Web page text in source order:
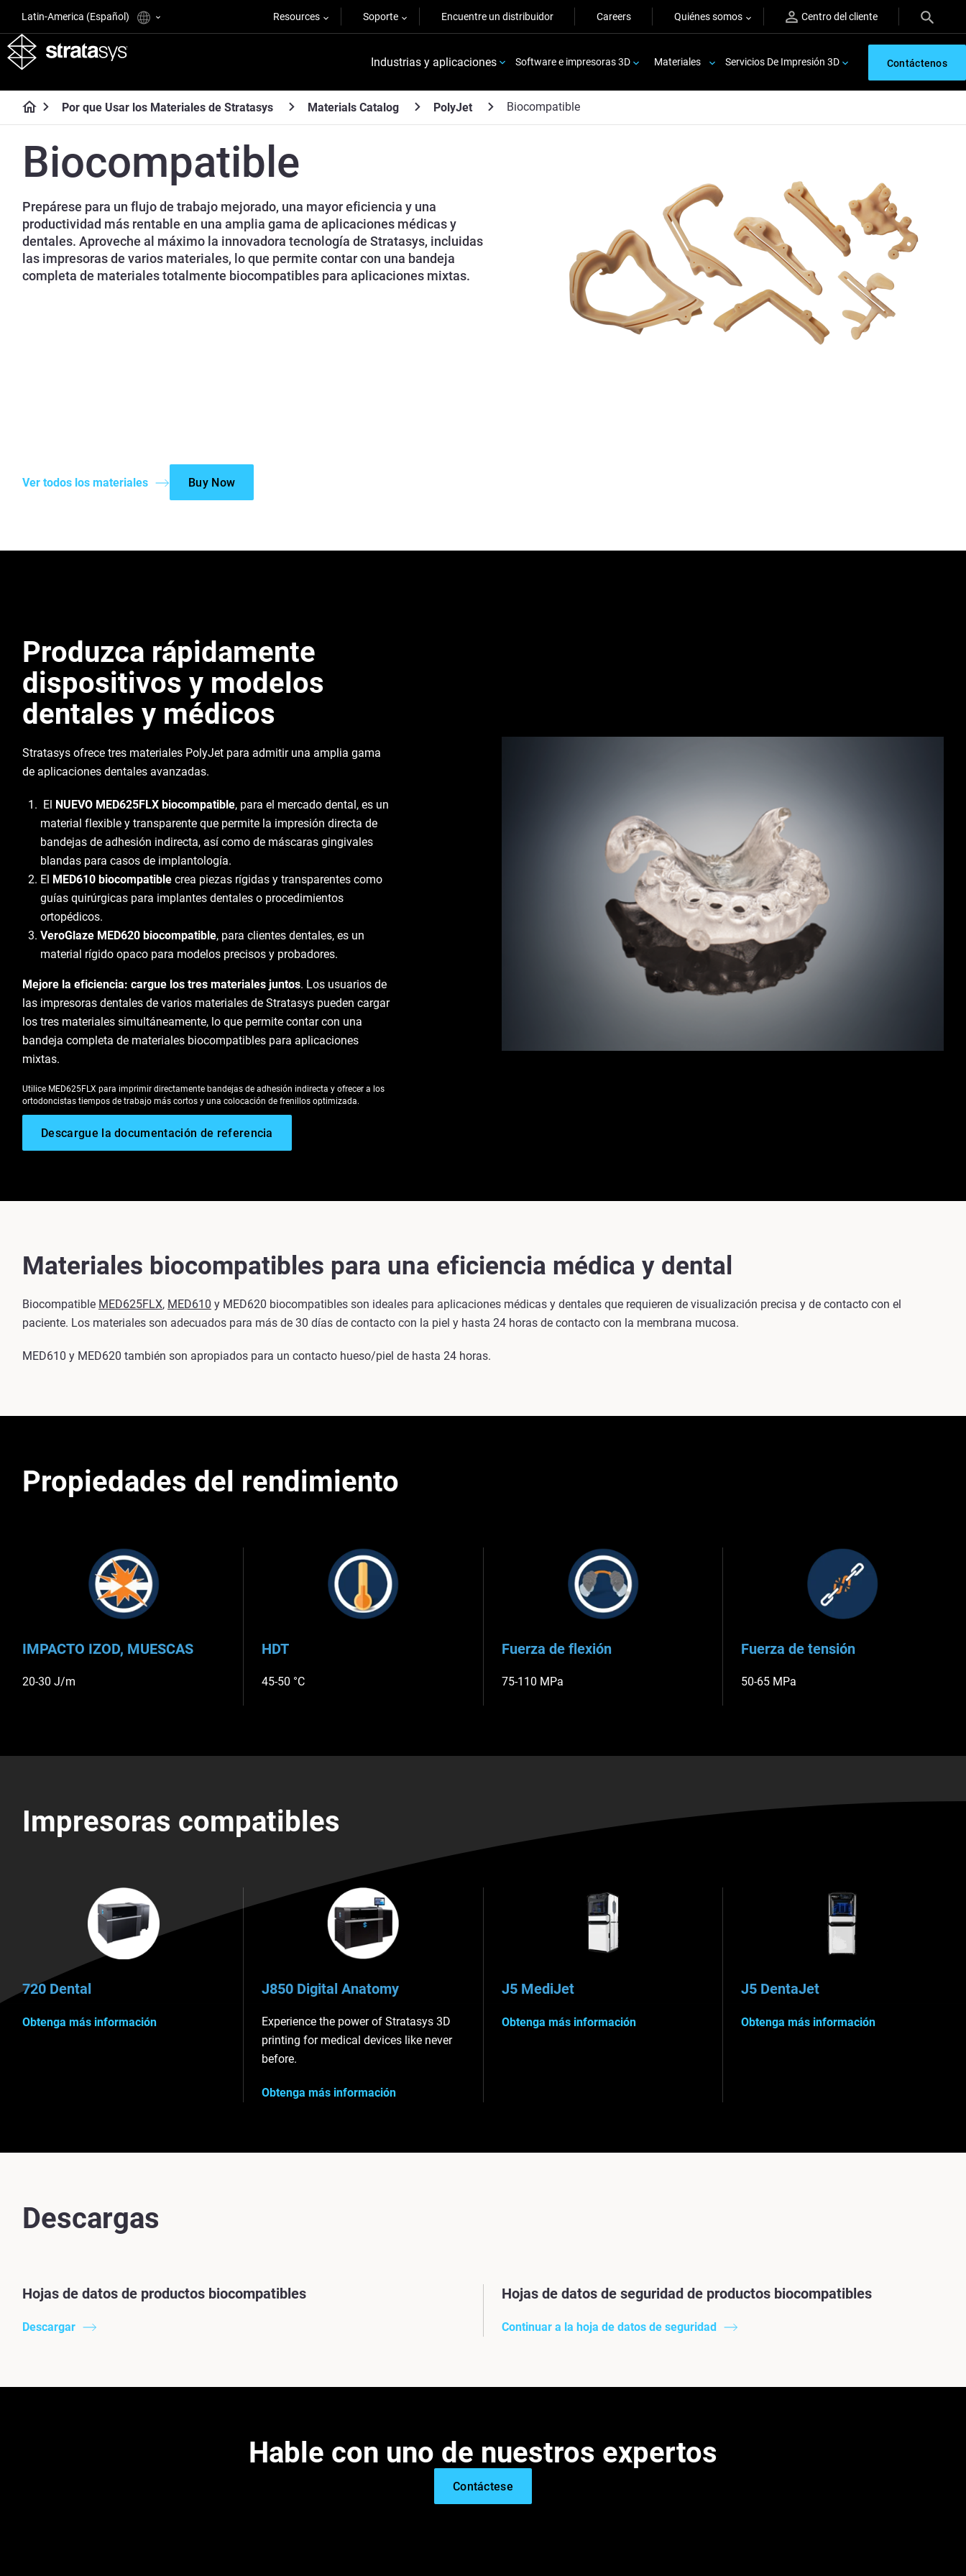
Latin-America (Español) Resources Soporte Encuentre un distribuidor Careers Quiénes somos Centro del cliente
Industrias y aplicaciones Software e impresoras 3D Materiales Servicios De Impresión 3D Contáctenos
Por que Usar los Materiales de Stratasys Materials Catalog PolyJet Biocompatible
Biocompatible
Prepárese para un flujo de trabajo mejorado, una mayor eficiencia y una
productividad más rentable en una amplia gama de aplicaciones médicas y
dentales. Aproveche al máximo la innovadora tecnología de Stratasys, incluidas
las impresoras de varios materiales, lo que permite contar con una bandeja
completa de materiales totalmente biocompatibles para aplicaciones mixtas.
Ver todos los materiales Buy Now
Produzca rápidamente
dispositivos y modelos
dentales y médicos
Stratasys ofrece tres materiales PolyJet para admitir una amplia gama
de aplicaciones dentales avanzadas.
El NUEVO MED625FLX biocompatible, para el mercado dental, es un
material flexible y transparente que permite la impresión directa de
bandejas de adhesión indirecta, así como de máscaras gingivales
blandas para casos de implantología.
El MED610 biocompatible crea piezas rígidas y transparentes como
guías quirúrgicas para implantes dentales o procedimientos
ortopédicos.
VeroGlaze MED620 biocompatible, para clientes dentales, es un
material rígido opaco para modelos precisos y probadores.
Mejore la eficiencia: cargue los tres materiales juntos. Los usuarios de
las impresoras dentales de varios materiales de Stratasys pueden cargar
los tres materiales simultáneamente, lo que permite contar con una
bandeja completa de materiales biocompatibles para aplicaciones
mixtas.
Utilice MED625FLX para imprimir directamente bandejas de adhesión indirecta y ofrecer a los
ortodoncistas tiempos de trabajo más cortos y una colocación de frenillos optimizada.
Descargue la documentación de referencia
Materiales biocompatibles para una eficiencia médica y dental
Biocompatible MED625FLX, MED610 y MED620 biocompatibles son ideales para aplicaciones médicas y dentales que requieren de visualización precisa y de contacto con el
paciente. Los materiales son adecuados para más de 30 días de contacto con la piel y hasta 24 horas de contacto con la membrana mucosa.
MED610 y MED620 también son apropiados para un contacto hueso/piel de hasta 24 horas.
Propiedades del rendimiento
IMPACTO IZOD, MUESCAS
20-30 J/m
HDT
45-50 °C
Fuerza de flexión
75-110 MPa
Fuerza de tensión
50-65 MPa
Impresoras compatibles
720 Dental
Obtenga más información
J850 Digital Anatomy
Experience the power of Stratasys 3D
printing for medical devices like never
before.
Obtenga más información
J5 MediJet
Obtenga más información
J5 DentaJet
Obtenga más información
Descargas
Hojas de datos de productos biocompatibles
Descargar
Hojas de datos de seguridad de productos biocompatibles
Continuar a la hoja de datos de seguridad
Hable con uno de nuestros expertos
Contáctese